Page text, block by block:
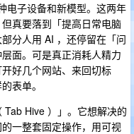
电子设备和新模型。这两年
真要落到「提高日常电脑
分人用 AI ，还停留在「问
面。可是真正消耗人精力
好几个网站、来回切标
表单。
Hive ）」。它想解决的
一整套固定操作，用可视